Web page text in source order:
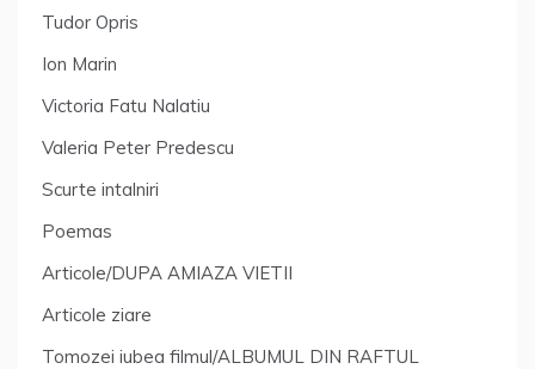
Tudor Opris
Ion Marin
Victoria Fatu Nalatiu
Valeria Peter Predescu
Scurte intalniri
Poemas
Articole/DUPA AMIAZA VIETII
Articole ziare
Tomozei iubea filmul/ALBUMUL DIN RAFTUL